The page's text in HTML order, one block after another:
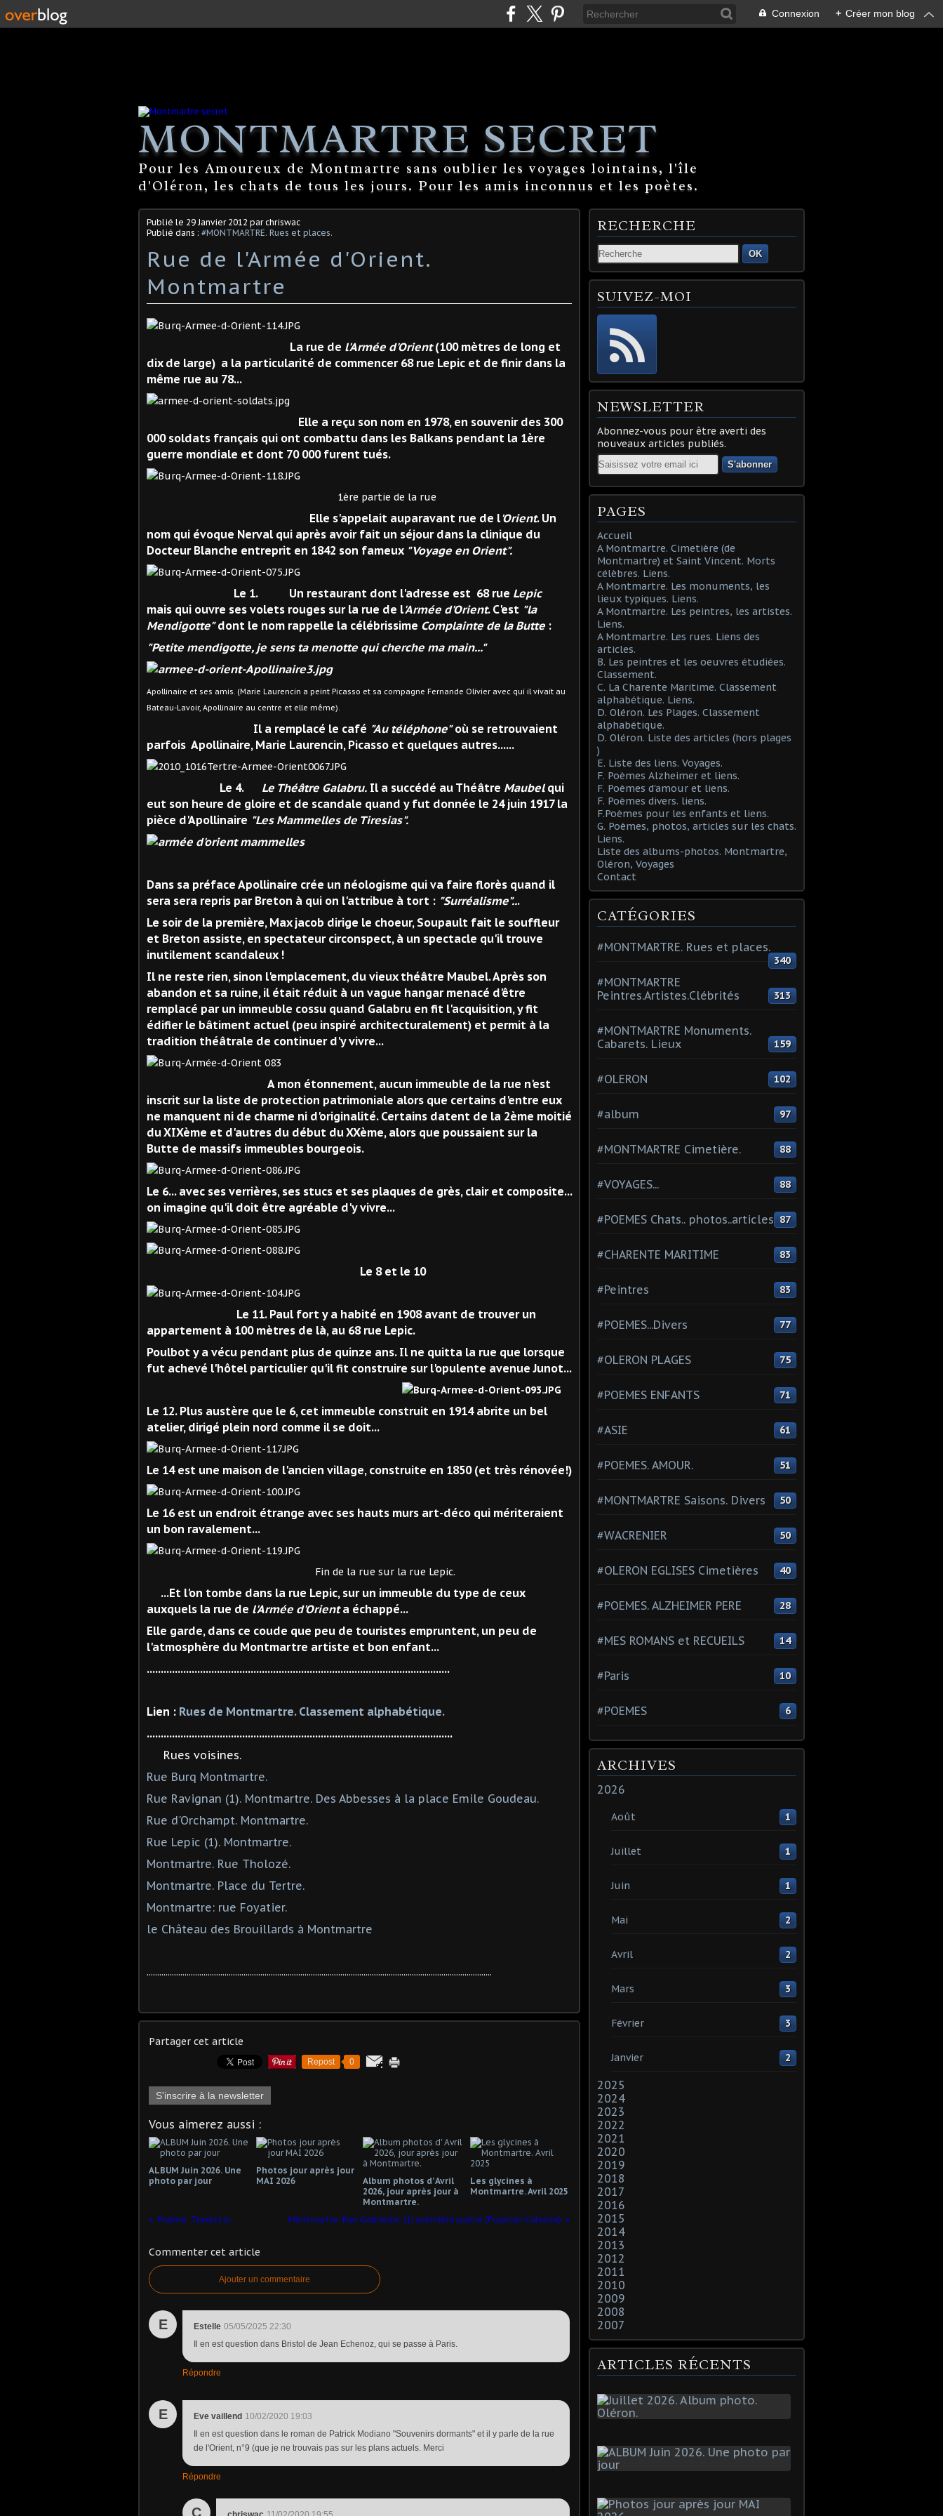
Connexion + Créer mon blog
MONTMARTRE SECRET
Pour les Amoureux de Montmartre sans oublier les voyages lointains, l'île
d'Oléron, les chats de tous les jours. Pour les amis inconnus et les poètes.
Publié le 29 Janvier 2012 par chriswac
Publié dans : #MONTMARTRE. Rues et places.
Rue de l'Armée d'Orient.
Montmartre
La rue de l'Armée d'Orient(100 mètres de long et
dix de large) a la particularité de commencer 68 rue Lepic et de finir dans la
même rue au 78...
Elle a reçu son nom en 1978, en souvenir des 300
000 soldats français qui ont combattu dans les Balkans pendant la 1ère
guerre mondiale et dont 70 000 furent tués.
1ère partie de la rue
Elle s'appelait auparavant rue de l'Orient. Un
nom qui évoque Nerval qui après avoir fait un séjour dans la clinique du
Docteur Blanche entreprit en 1842 son fameux "Voyage en Orient".
Le 1. Un restaurant dont l'adresse est 68 rue Lepic
mais qui ouvre ses volets rouges sur la rue de l'Armée d'Orient. C'est "la
Mendigotte"dont le nom rappelle la célébrissime Complainte de la Butte :
"Petite mendigotte, je sens ta menotte qui cherche ma main..."
Apollinaire et ses amis. (Marie Laurencin a peint Picasso et sa compagne Fernande Olivier avec qui il vivait au
Bateau-Lavoir, Apollinaire au centre et elle même).
Il a remplacé le café "Au téléphone"où se retrouvaient
parfois Apollinaire, Marie Laurencin, Picasso et quelques autres......
Le 4. Le Théâtre Galabru. Il a succédé au Théâtre Maubelqui
eut son heure de gloire et de scandale quand y fut donnée le 24 juin 1917 la
pièce d'Apollinaire "Les Mammelles de Tiresias".
Dans sa préface Apollinaire crée un néologisme qui va faire florès quand il
sera sera repris par Breton à qui on l'attribue à tort : "Surréalisme"...
Le soir de la première, Max jacob dirige le choeur, Soupault fait le souffleur
et Breton assiste, en spectateur circonspect, à un spectacle qu'il trouve
inutilement scandaleux !
Il ne reste rien, sinon l'emplacement, du vieux théâtre Maubel. Après son
abandon et sa ruine, il était réduit à un vague hangar menacé d'être
remplacé par un immeuble cossu quand Galabru en fit l'acquisition, y fit
édifier le bâtiment actuel (peu inspiré architecturalement) et permit à la
tradition théâtrale de continuer d'y vivre...
A mon étonnement, aucun immeuble de la rue n'est
inscrit sur la liste de protection patrimoniale alors que certains d'entre eux
ne manquent ni de charme ni d'originalité. Certains datent de la 2ème moitié
du XIXème et d'autres du début du XXème, alors que poussaient sur la
Butte de massifs immeubles bourgeois.
Le 6... avec ses verrières, ses stucs et ses plaques de grès, clair et composite...
on imagine qu'il doit être agréable d'y vivre...
Le 8 et le 10
Le 11. Paul fort y a habité en 1908 avant de trouver un
appartement à 100 mètres de là, au 68 rue Lepic.
Poulbot y a vécu pendant plus de quinze ans. Il ne quitta la rue que lorsque
fut achevé l'hôtel particulier qu'il fit construire sur l'opulente avenue Junot...
Le 12. Plus austère que le 6, cet immeuble construit en 1914 abrite un bel
atelier, dirigé plein nord comme il se doit...
Le 14 est une maison de l'ancien village, construite en 1850 (et très rénovée!)
Le 16 est un endroit étrange avec ses hauts murs art-déco qui mériteraient
un bon ravalement...
Fin de la rue sur la rue Lepic.
...Et l'on tombe dans la rue Lepic, sur un immeuble du type de ceux
auxquels la rue de l'Armée d'Orienta échappé...
Elle garde, dans ce coude que peu de touristes empruntent, un peu de
l'atmosphère du Montmartre artiste et bon enfant...
............................................................................................................
Lien : Rues de Montmartre. Classement alphabétique.
.............................................................................................................
Rues voisines.
Rue Burq Montmartre.
Rue Ravignan (1). Montmartre. Des Abbesses à la place Emile Goudeau.
Rue d'Orchampt. Montmartre.
Rue Lepic (1). Montmartre.
Montmartre. Rue Tholozé.
Montmartre. Place du Tertre.
Montmartre: rue Foyatier.
le Château des Brouillards à Montmartre
....................................................................................................................................................................
Partager cet article
Repost 0
S'inscrire à la newsletter
Vous aimerez aussi :
ALBUM Juin 2026. Une
photo par jour
Photos jour après jour
MAI 2026
Album photos d' Avril
2026, jour après jour à
Montmartre.
Les glycines à
Montmartre. Avril 2025
Poème. Travestis. Montmartre. Rue Gabrielle. (1) première partie (Foyatier Calvaire)
Commenter cet article
Ajouter un commentaire
E Estelle 05/05/2025 22:30
Il en est question dans Bristol de Jean Echenoz, qui se passe à Paris.
Répondre
E Eve vaillend 10/02/2020 19:03
Il en est question dans le roman de Patrick Modiano "Souvenirs dormants" et il y parle de la rue
de l'Orient, n°9 (que je ne trouvais pas sur les plans actuels. Merci
Répondre
C
RECHERCHE
OK
SUIVEZ-MOI
NEWSLETTER
Abonnez-vous pour être averti des
nouveaux articles publiés.
Email
PAGES
Accueil
A Montmartre. Cimetière (de
Montmartre) et Saint Vincent. Morts
célèbres. Liens.
A Montmartre. Les monuments, les
lieux typiques. Liens.
A Montmartre. Les peintres, les artistes.
Liens.
A Montmartre. Les rues. Liens des
articles.
B. Les peintres et les oeuvres étudiées.
Classement.
C. La Charente Maritime. Classement
alphabétique. Liens.
D. Oléron. Les Plages. Classement
alphabétique.
D. Oléron. Liste des articles (hors plages
)
E. Liste des liens. Voyages.
F. Poèmes Alzheimer et liens.
F. Poèmes d'amour et liens.
F. Poèmes divers. liens.
F.Poèmes pour les enfants et liens.
G. Poèmes, photos, articles sur les chats.
Liens.
Liste des albums-photos. Montmartre,
Oléron, Voyages
Contact
CATÉGORIES
#MONTMARTRE. Rues et places.
340
#MONTMARTRE
Peintres.Artistes.Clébrités
313
#MONTMARTRE Monuments.
Cabarets. Lieux
159
#OLERON 102
#album 97
#MONTMARTRE Cimetière. 88
#VOYAGES... 88
#POEMES Chats.. photos..articles 87
#CHARENTE MARITIME 83
#Peintres 83
#POEMES...Divers 77
#OLERON PLAGES 75
#POEMES ENFANTS 71
#ASIE 61
#POEMES. AMOUR. 51
#MONTMARTRE Saisons. Divers 50
#WACRENIER 50
#OLERON EGLISES Cimetières 40
#POEMES. ALZHEIMER PERE 28
#MES ROMANS et RECUEILS 14
#Paris 10
#POEMES 6
ARCHIVES
2026
Août 1
Juillet 1
Juin 1
Mai 2
Avril 2
Mars 3
Février 3
Janvier 2
2025
2024
2023
2022
2021
2020
2019
2018
2017
2016
2015
2014
2013
2012
2011
2010
2009
2008
2007
ARTICLES RÉCENTS